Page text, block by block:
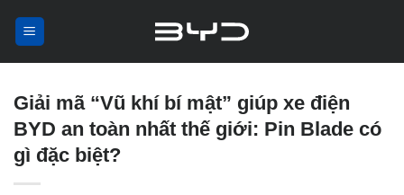
Giải mã “Vũ khí bí mật” giúp xe điện
BYD an toàn nhất thế giới: Pin Blade có
gì đặc biệt?